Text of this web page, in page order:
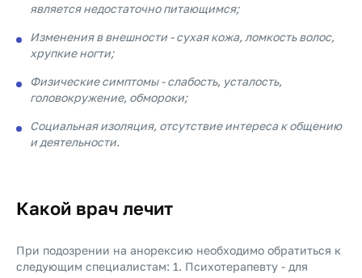
является недостаточно питающимся;
Изменения в внешности - сухая кожа, ломкость волос,
хрупкие ногти;
Физические симптомы - слабость, усталость,
головокружение, обмороки;
Социальная изоляция, отсутствие интереса к общению
и деятельности.
Какой врач лечит
При подозрении на анорексию необходимо обратиться к
следующим специалистам: 1. Психотерапевту - для